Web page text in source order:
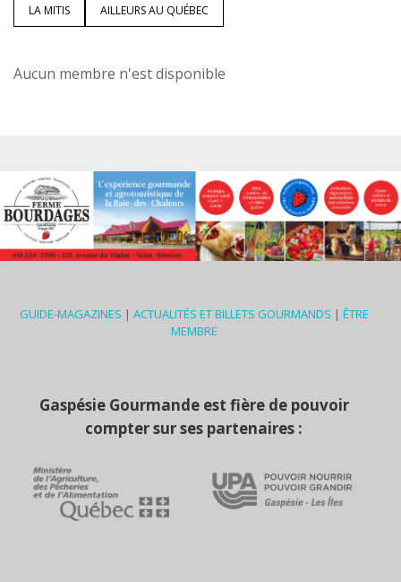
LA MITIS AILLEURS AU QUÉBEC
Aucun membre n'est disponible
GUIDE-MAGAZINES | ACTUALITÉS ET BILLETS GOURMANDS | ÊTRE
MEMBRE
Gaspésie Gourmande est fière de pouvoir
compter sur ses partenaires :